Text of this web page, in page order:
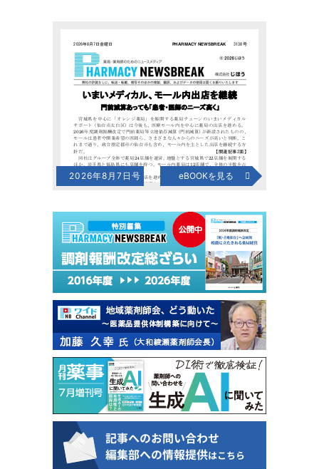
2026年8月7日号 eBOOKを見る